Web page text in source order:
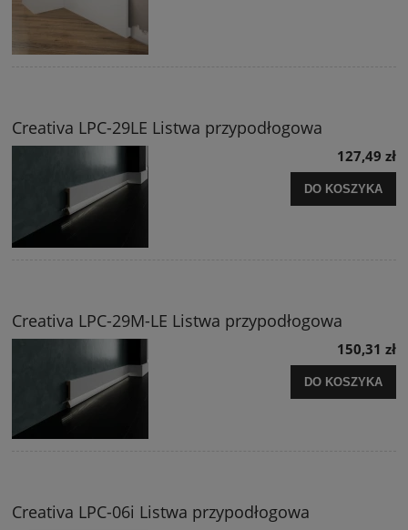
Creativa LPC-29LE Listwa przypodłogowa
127,49 zł
DO KOSZYKA
Creativa LPC-29M-LE Listwa przypodłogowa
150,31 zł
DO KOSZYKA
Creativa LPC-06i Listwa przypodłogowa